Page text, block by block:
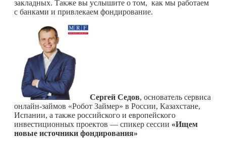
закладных. Также вы услышите о том, как мы работаем
с банками и привлекаем фондирование.
Сергей Седов, основатель сервиса
онлайн-займов «Робот Займер» в России, Казахстане,
Испании, а также российского и европейского
инвестиционных проектов — спикер сессии «Ищем
новые источники фондирования»